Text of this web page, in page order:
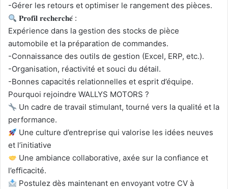
-Gérer les retours et optimiser le rangement des pièces.
𝐏𝐫𝐨𝐟𝐢𝐥 𝐫𝐞𝐜𝐡𝐞𝐫𝐜𝐡𝐞́ :
Expérience dans la gestion des stocks de pièce
automobile et la préparation de commandes.
-Connaissance des outils de gestion (Excel, ERP, etc.).
-Organisation, réactivité et souci du détail.
-Bonnes capacités relationnelles et esprit d’équipe.
Pourquoi rejoindre WALLYS MOTORS ?
Un cadre de travail stimulant, tourné vers la qualité et la
performance.
Une culture d’entreprise qui valorise les idées neuves
et l’initiative
Une ambiance collaborative, axée sur la confiance et
l’efficacité.
Postulez dès maintenant en envoyant votre CV à